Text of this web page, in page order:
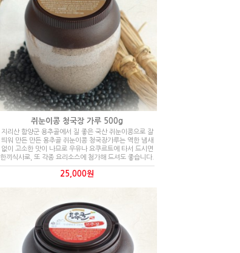
쥐눈이콩 청국장 가루 500g
지리산 함양군 용추골에서 질 좋은 국산 쥐눈이콩으로 잘
띄워 만든 만든 용추골 쥐눈이콩 청국장가루는 역한 냄새
없이 고소한 맛이 나므로 우유나 요쿠르트에 타서 드시면
한끼식사로, 또 각종 요리소스에 첨가해 드셔도 좋습니다.
25,000원